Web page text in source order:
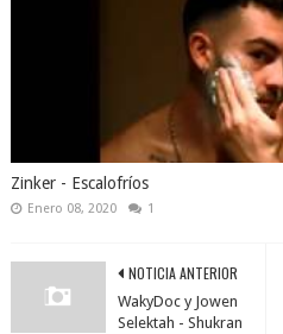
Zinker - Escalofríos
Enero 08, 2020 1
NOTICIA ANTERIOR
WakyDoc y Jowen
Selektah - Shukran